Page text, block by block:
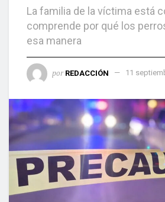
La familia de la víctima está
comprende por qué los
esa manera
por REDACCIÓN 11